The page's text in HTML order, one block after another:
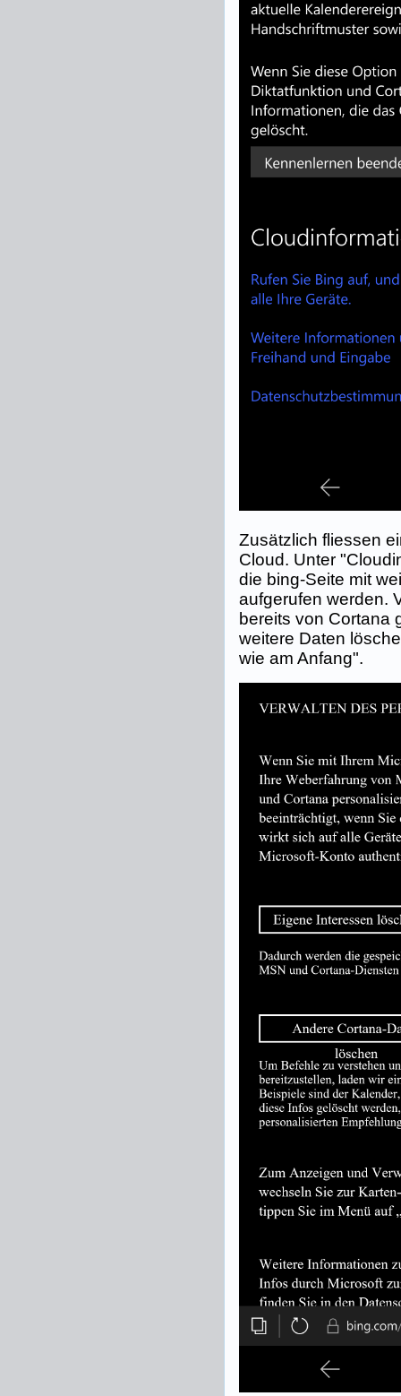
Zusätzlich fliessen
Cloud. Unter
die bing-Seite mit
aufgerufen werden.
bereits von Cortana
weitere Daten
wie am Anfang".